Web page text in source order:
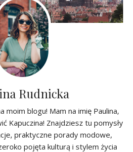
Rudnicka
moim blogu! Mam na imię Paulina,
Kapuczina! Znajdziesz tu pomysły
praktyczne porady modowe,
pojęta kulturą i stylem życia